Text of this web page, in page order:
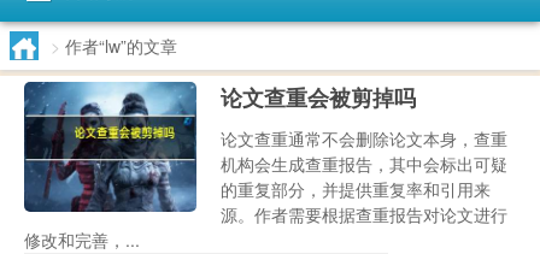
> 作者“lw”的文章
论文查重会被剪掉吗
论文查重通常不会删除论文本身，查重
机构会生成查重报告，其中会标出可疑
的重复部分，并提供重复率和引用来
源。作者需要根据查重报告对论文进行
修改和完善，...